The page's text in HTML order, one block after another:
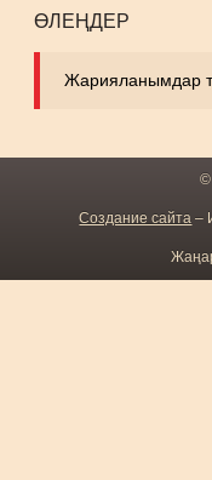
ӨЛЕҢДЕР
Жарияланымдар
©
Создание сайта –